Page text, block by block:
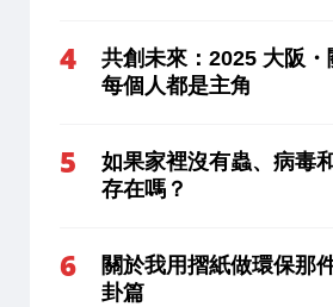
共創未來：2025 大阪
每個人都是主角
如果家裡沒有蟲、病毒
存在嗎？
關於我用摺紙做環保那
卦篇